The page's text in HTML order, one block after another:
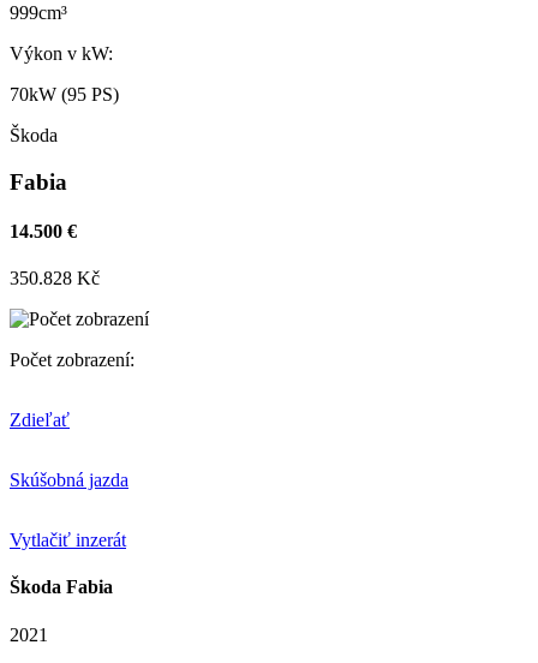
999cm³
Výkon v kW:
70kW (95 PS)
Škoda
Fabia
14.500 €
350.828 Kč
Počet zobrazení:
Zdieľať
Skúšobná jazda
Vytlačiť inzerát
Škoda Fabia
2021